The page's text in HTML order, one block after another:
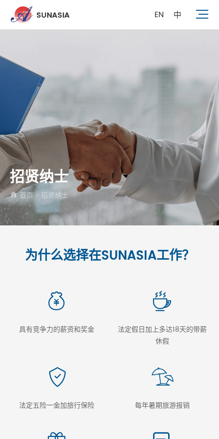
EN 中
招贤纳士
首页 > 招贤纳士
为什么选择在SUNASIA工作？
具有竞争力的薪资和奖金
法定假日加上多达18天的带薪
休假
法定五险一金加旅行保险 每年暑期旅游报销